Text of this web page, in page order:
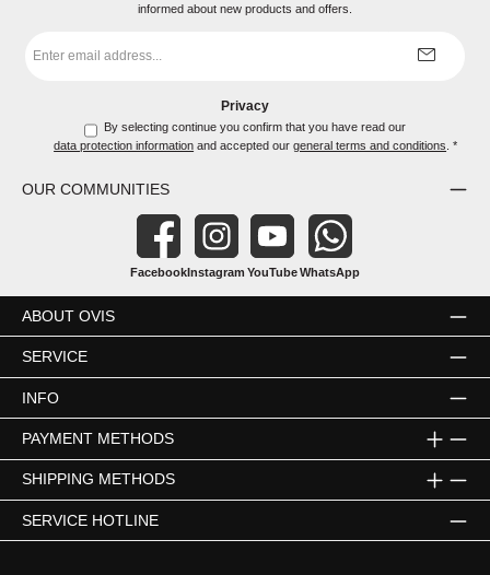
informed about new products and offers.
address
Privacy
data protection information and accepted ourgeneral terms and conditions .*
OUR COMMUNITIES
Facebook Instagram YouTubeWhatsApp
ABOUT OVIS
SERVICE
INFO
PAYMENT METHODS
SHIPPING METHODS
SERVICE HOTLINE